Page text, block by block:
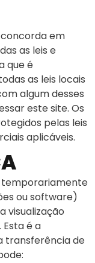
concorda em
as leis e
que é
as leis locais
algum desses
este site. Os
pelas leis
aplicáveis.
temporariamente
ou software)
visualização
é a
transferência de